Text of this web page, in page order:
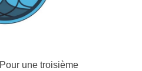
Pour une troisième